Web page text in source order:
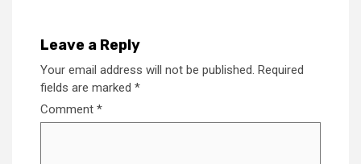
Leave a Reply
Your email address will not be published. Required
fields are marked *
Comment *